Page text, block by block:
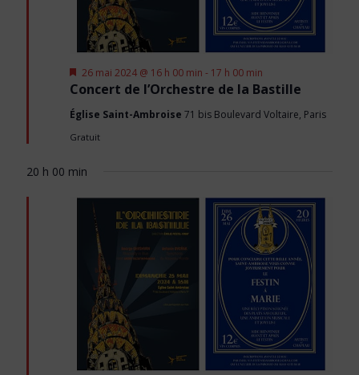
Concert de l’Orchestre de la Bastille
Mis
en
avant
26 mai 2024 @ 16 h 00 min - 17 h 00 min
Église Saint-Ambroise 71 bis Boulevard Voltaire, Paris
Gratuit
20 h 00 min